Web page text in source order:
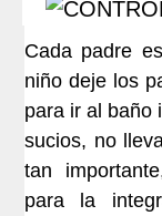
Cada padre
niño deje los
para ir al baño
sucios, no
tan
para la